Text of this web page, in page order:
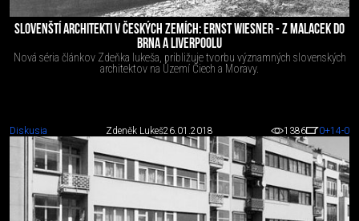
SLOVENŠTÍ ARCHITEKTI V ČESKÝCH ZEMÍCH: ERNST WIESNER - Z MALACEK DO
BRNA A LIVERPOOLU
Nová séria článkov Zdeňka lukeša, približuje tvorbu významných slovenských
architektov na Území Čiech a Moravy.
Diskusia Zdeněk Lukeš26.01.2018 1386 0+14-0